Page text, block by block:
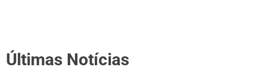
Últimas Notícias